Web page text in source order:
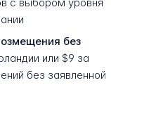
без
или $9 за
без заявленной